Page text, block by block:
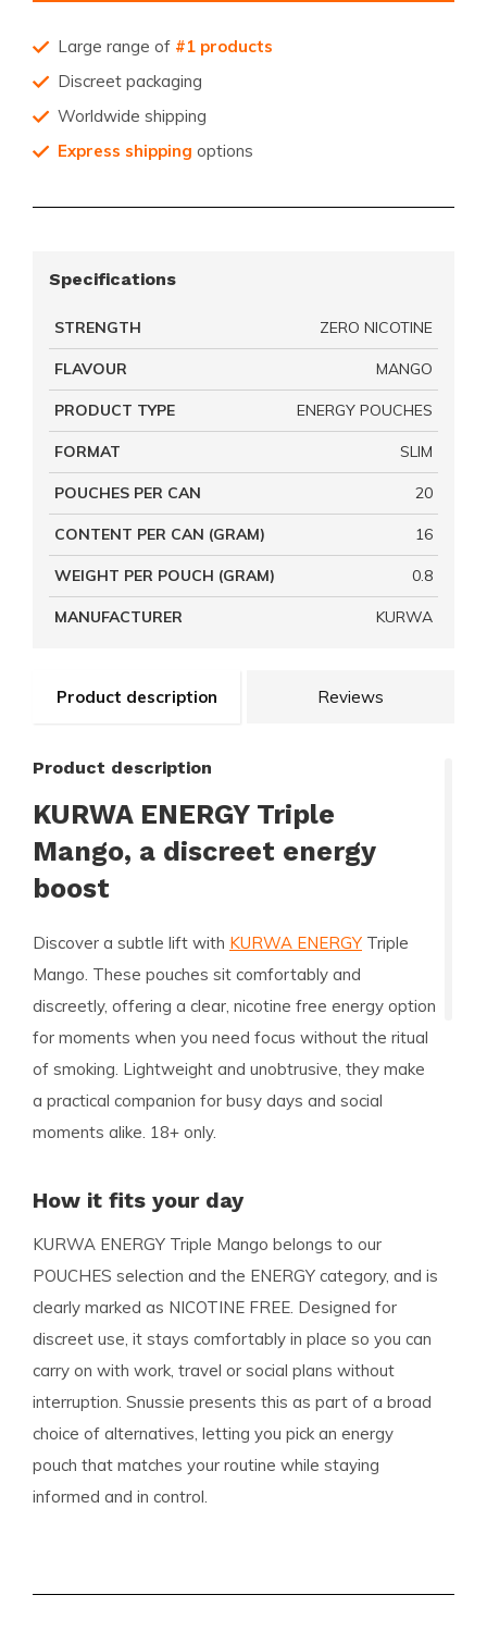
Large range of #1 products
Discreet packaging
Worldwide shipping
Express shipping options
Product description Reviews
Product description
KURWA ENERGY Triple
Mango, a discreet energy
boost
Discover a subtle lift with KURWA ENERGY Triple
Mango. These pouches sit comfortably and
discreetly, offering a clear, nicotine free energy option
for moments when you need focus without the ritual
of smoking. Lightweight and unobtrusive, they make
a practical companion for busy days and social
moments alike. 18+ only.
How it fits your day
KURWA ENERGY Triple Mango belongs to our
POUCHES selection and the ENERGY category, and is
clearly marked as NICOTINE FREE. Designed for
discreet use, it stays comfortably in place so you can
carry on with work, travel or social plans without
interruption. Snussie presents this as part of a broad
choice of alternatives, letting you pick an energy
pouch that matches your routine while staying
informed and in control.
Specifications
STRENGTH ZERO NICOTINE
FLAVOUR MANGO
PRODUCT TYPE ENERGY POUCHES
FORMAT SLIM
POUCHES PER CAN 20
CONTENT PER CAN (GRAM) 16
WEIGHT PER POUCH (GRAM) 0.8
MANUFACTURER KURWA